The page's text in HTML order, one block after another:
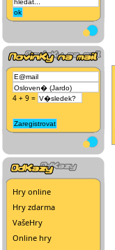
4 + 9 =
Hry online
Hry zdarma
VašeHry
Online hry